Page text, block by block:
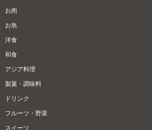
お肉
お魚
洋食
和食
アジア料理
製菓・調味料
ドリンク
フルーツ・野菜
スイーツ